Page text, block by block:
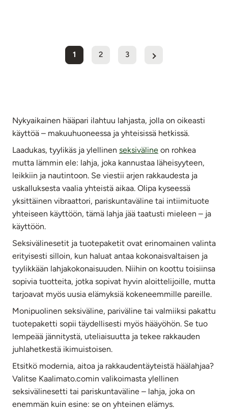
1 2 3
Nykyaikainen hääpari ilahtuu lahjasta, jolla on oikeasti
käyttöä – makuuhuoneessa ja yhteisissä hetkissä.
Laadukas, tyylikäs ja ylellinen seksiväline on rohkea
mutta lämmin ele: lahja, joka kannustaa läheisyyteen,
leikkiin ja nautintoon. Se viestii arjen rakkaudesta ja
uskalluksesta vaalia yhteistä aikaa. Olipa kyseessä
yksittäinen vibraattori, pariskuntaväline tai intiimituote
yhteiseen käyttöön, tämä lahja jää taatusti mieleen – ja
käyttöön.
Seksivälinesetit ja tuotepaketit ovat erinomainen valinta
erityisesti silloin, kun haluat antaa kokonaisvaltaisen ja
tyylikkään lahjakokonaisuuden. Niihin on koottu toisiinsa
sopivia tuotteita, jotka sopivat hyvin aloittelijoille, mutta
tarjoavat myös uusia elämyksiä kokeneemmille pareille.
Monipuolinen seksiväline, pariväline tai valmiiksi pakattu
tuotepaketti sopii täydellisesti myös hääyöhön. Se tuo
lempeää jännitystä, uteliaisuutta ja tekee rakkauden
juhlahetkestä ikimuistoisen.
Etsitkö modernia, aitoa ja rakkaudentäyteistä häälahjaa?
Valitse Kaalimato.comin valikoimasta ylellinen
seksivälinesetti tai pariskuntaväline – lahja, joka on
enemmän kuin esine: se on yhteinen elämys.